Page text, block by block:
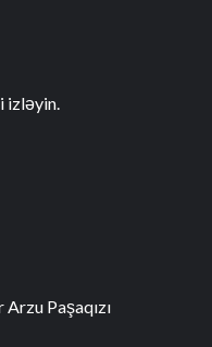
izləyin.
Paşaqızı